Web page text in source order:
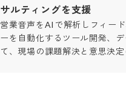
サルティングを支援
営業音声をAIで解析しフィー
ーを自動化するツール開発、
て、現場の課題解決と意思決定